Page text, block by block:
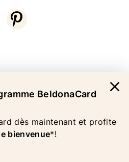
AG
BeldonaCard
dès maintenant et profite
bienvenue*!
close